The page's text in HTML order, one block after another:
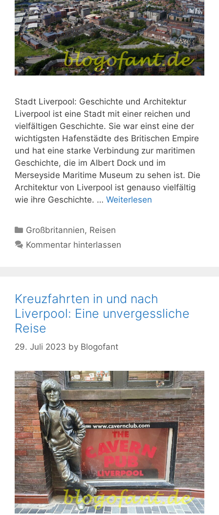
Stadt Liverpool: Geschichte und Architektur
Liverpool ist eine Stadt mit einer reichen und
vielfältigen Geschichte. Sie war einst eine der
wichtigsten Hafenstädte des Britischen Empire
und hat eine starke Verbindung zur maritimen
Geschichte, die im Albert Dock und im
Merseyside Maritime Museum zu sehen ist. Die
Architektur von Liverpool ist genauso vielfältig
wie ihre Geschichte. … Weiterlesen
Kategorien
Großbritannien, Reisen
Kommentar hinterlassen
Kreuzfahrten in und nach
Liverpool: Eine unvergessliche
Reise
29. Juli 2023 by Blogofant